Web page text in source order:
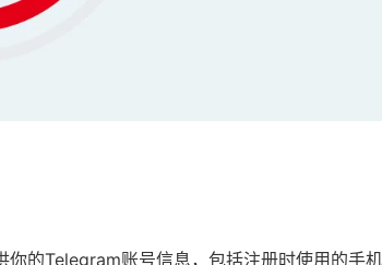
你的Telegram账号信息，包括注册时使用的手机